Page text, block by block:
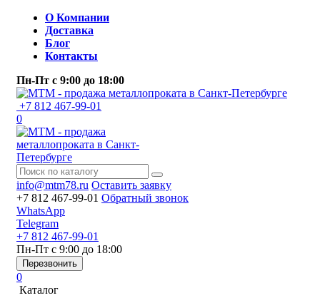
О Компании
Доставка
Блог
Контакты
Пн-Пт с 9:00 до 18:00
+7 812 467-99-01
0
info@mtm78.ru Оставить заявку
+7 812 467-99-01 Обратный звонок
WhatsApp
Telegram
+7 812 467-99-01
Пн-Пт с 9:00 до 18:00
Перезвонить
0
Каталог